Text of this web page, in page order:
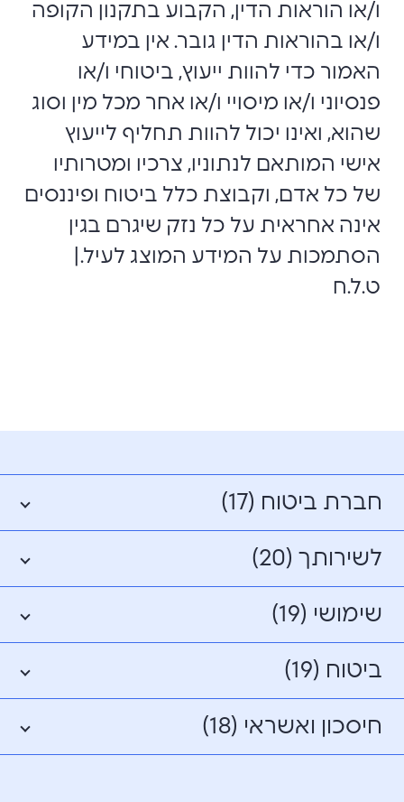
ו/או הוראות הדין, הקבוע בתקנון הקופה
ו/או בהוראות הדין גובר. אין במידע
האמור כדי להוות ייעוץ, ביטוחי ו/או
פנסיוני ו/או מיסויי ו/או אחר מכל מין וסוג
שהוא, ואינו יכול להוות תחליף לייעוץ
אישי המותאם לנתוניו, צרכיו ומטרותיו
של כל אדם, וקבוצת כלל ביטוח ופיננסים
אינה אחראית על כל נזק שיגרם בגין
הסתמכות על המידע המוצג לעיל.|
ט.ל.ח
חברת ביטוח (17)
לשירותך (20)
שימושי (19)
ביטוח (19)
חיסכון ואשראי (18)